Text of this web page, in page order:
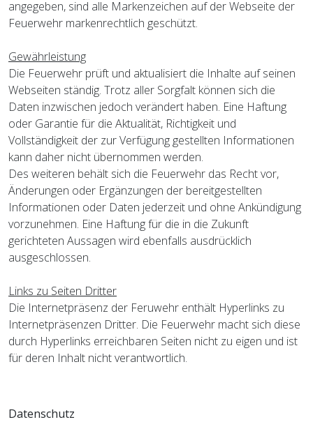
angegeben, sind alle Markenzeichen auf der Webseite der
Feuerwehr markenrechtlich geschützt.
Gewährleistung
Die Feuerwehr prüft und aktualisiert die Inhalte auf seinen
Webseiten ständig. Trotz aller Sorgfalt können sich die
Daten inzwischen jedoch verändert haben. Eine Haftung
oder Garantie für die Aktualität, Richtigkeit und
Vollständigkeit der zur Verfügung gestellten Informationen
kann daher nicht übernommen werden.
Des weiteren behält sich die Feuerwehr das Recht vor,
Änderungen oder Ergänzungen der bereitgestellten
Informationen oder Daten jederzeit und ohne Ankündigung
vorzunehmen. Eine Haftung für die in die Zukunft
gerichteten Aussagen wird ebenfalls ausdrücklich
ausgeschlossen.
Links zu Seiten Dritter
Die Internetpräsenz der Feruwehr enthält Hyperlinks zu
Internetpräsenzen Dritter. Die Feuerwehr macht sich diese
durch Hyperlinks erreichbaren Seiten nicht zu eigen und ist
für deren Inhalt nicht verantwortlich.
Datenschutz